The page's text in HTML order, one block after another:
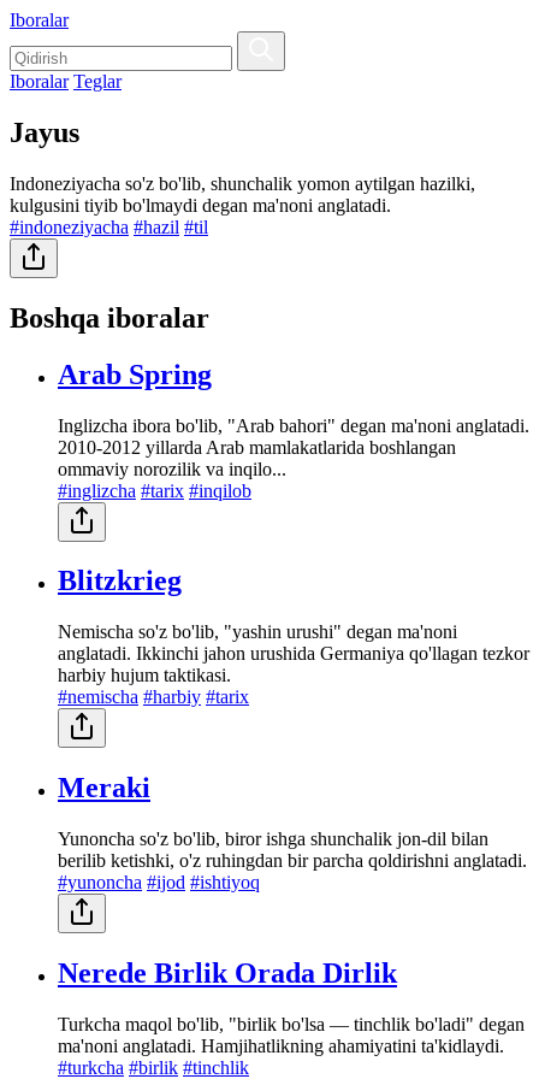
Iboralar
Iboralar Teglar
Jayus
Indoneziyacha so'z bo'lib, shunchalik yomon aytilgan hazilki,
kulgusini tiyib bo'lmaydi degan ma'noni anglatadi.
#indoneziyacha #hazil #til
Boshqa iboralar
Arab Spring
Inglizcha ibora bo'lib, "Arab bahori" degan ma'noni anglatadi.
2010-2012 yillarda Arab mamlakatlarida boshlangan
ommaviy norozilik va inqilo...
#inglizcha #tarix #inqilob
Blitzkrieg
Nemischa so'z bo'lib, "yashin urushi" degan ma'noni
anglatadi. Ikkinchi jahon urushida Germaniya qo'llagan tezkor
harbiy hujum taktikasi.
#nemischa #harbiy #tarix
Meraki
Yunoncha so'z bo'lib, biror ishga shunchalik jon-dil bilan
berilib ketishki, o'z ruhingdan bir parcha qoldirishni anglatadi.
#yunoncha #ijod #ishtiyoq
Nerede Birlik Orada Dirlik
Turkcha maqol bo'lib, "birlik bo'lsa — tinchlik bo'ladi" degan
ma'noni anglatadi. Hamjihatlikning ahamiyatini ta'kidlaydi.
#turkcha #birlik #tinchlik